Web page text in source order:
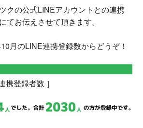
クの公式LINEアカウントとの連携
てお伝えさせて頂きます。
月のLINE連携登録数からどうぞ！
携登録者数 ］